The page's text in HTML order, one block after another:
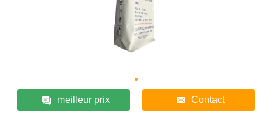
meilleur prix Contact